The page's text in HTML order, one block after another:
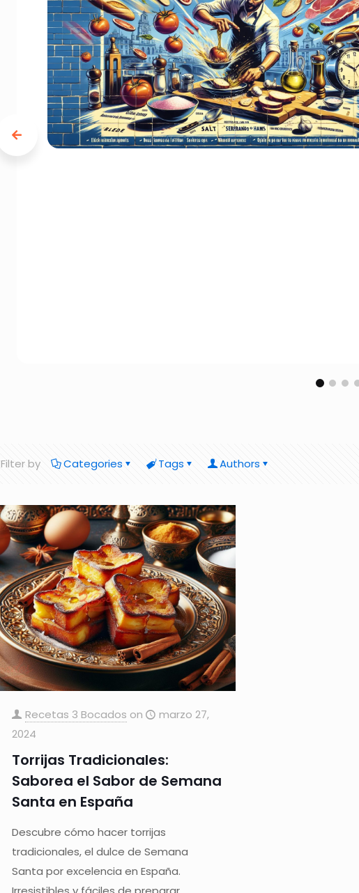
Filter by Categories Tags Authors
Recetas 3 Bocados on
marzo 27,
2024
Torrijas Tradicionales:
Saborea el Sabor de Semana
Santa en España
Descubre cómo hacer torrijas
tradicionales, el dulce de Semana
Santa por excelencia en España.